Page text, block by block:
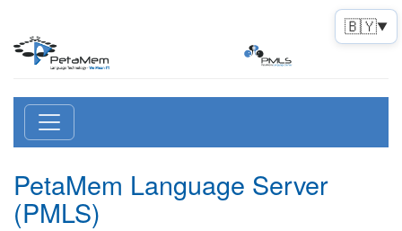
🇧🇾▼
PetaMem Language Server
(PMLS)